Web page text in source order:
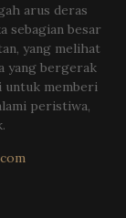
arus deras
sebagian besar
yang melihat
yang bergerak
untuk memberi
peristiwa,